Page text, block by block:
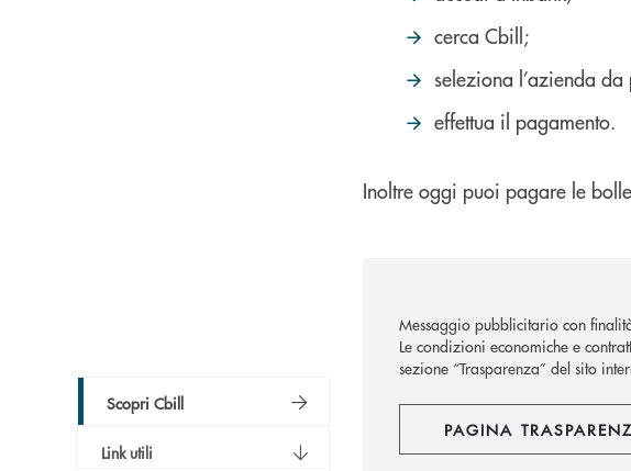
Scopri Cbill
Link utili
cerca Cbill;
seleziona l’azienda
effettua il pagamento.
Inoltre oggi puoi pagare le
Messaggio pubblicitario con
Le condizioni economiche e
sezione “Trasparenza” del sito
PAGINA